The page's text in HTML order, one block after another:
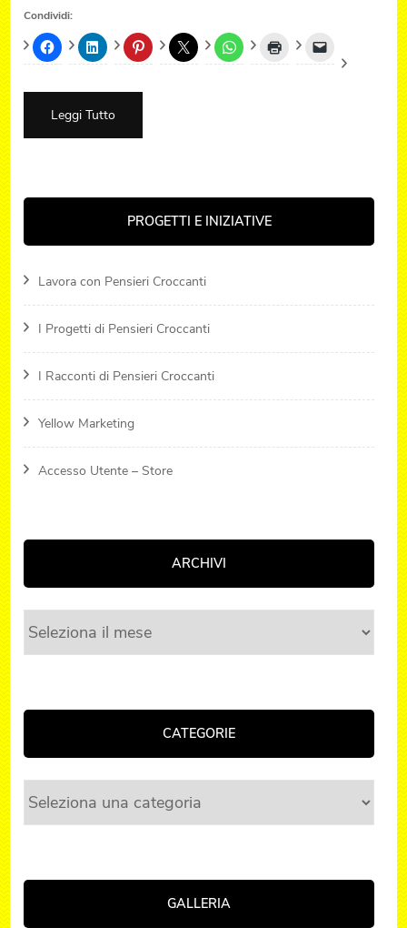
Condividi:
Leggi Tutto
PROGETTI E INIZIATIVE
Lavora con Pensieri Croccanti
I Progetti di Pensieri Croccanti
I Racconti di Pensieri Croccanti
Yellow Marketing
Accesso Utente – Store
ARCHIVI
Archivi
CATEGORIE
Categorie
GALLERIA